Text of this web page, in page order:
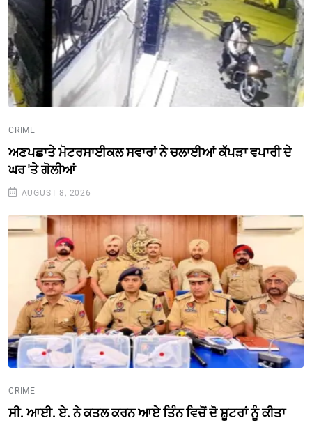
CRIME
ਅਣਪਛਾਤੇ ਮੋਟਰਸਾਈਕਲ ਸਵਾਰਾਂ ਨੇ ਚਲਾਈਆਂ ਕੱਪੜਾ ਵਪਾਰੀ ਦੇ
ਘਰ 'ਤੇ ਗੋਲੀਆਂ
AUGUST 8, 2026
CRIME
ਸੀ. ਆਈ. ਏ. ਨੇ ਕਤਲ ਕਰਨ ਆਏ ਤਿੰਨ ਵਿਚੋਂ ਦੋ ਸ਼ੂਟਰਾਂ ਨੂੰ ਕੀਤਾ